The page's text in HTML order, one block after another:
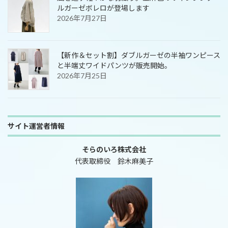
ルガーゼボレロが登場します
2026年7月27日
【新作＆セット割】ダブルガーゼの半袖ワンピース
と半端丈ワイドパンツが販売開始。
2026年7月25日
サイト運営者情報
そらのいろ株式会社
代表取締役 鈴木麻美子